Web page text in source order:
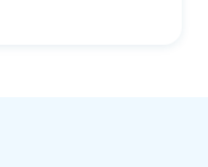
моментов